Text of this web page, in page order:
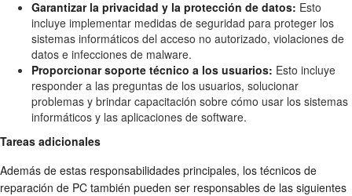
Garantizar la privacidad y la protección de datos: Esto
incluye implementar medidas de seguridad para proteger los
sistemas informáticos del acceso no autorizado, violaciones de
datos e infecciones de malware.
Proporcionar soporte técnico a los usuarios: Esto incluye
responder a las preguntas de los usuarios, solucionar
problemas y brindar capacitación sobre cómo usar los sistemas
informáticos y las aplicaciones de software.
Tareas adicionales
Además de estas responsabilidades principales, los técnicos de
reparación de PC también pueden ser responsables de las siguientes